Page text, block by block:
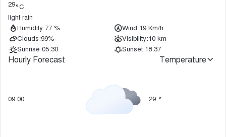
29°C
light rain
Humidity:77 % Wind:19 Km/h
Clouds:99% Visibility:10 km
Sunrise:05:30 Sunset:18:37
Hourly Forecast Temperature
09:00 29 °